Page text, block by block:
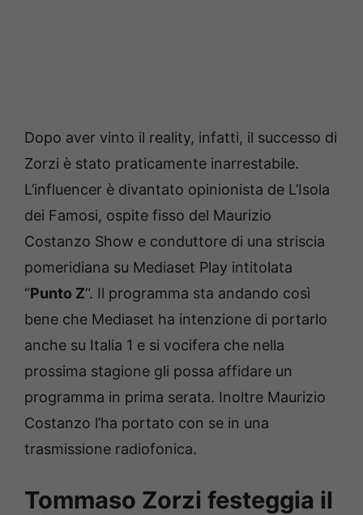
Dopo aver vinto il reality, infatti, il successo di
Zorzi è stato praticamente inarrestabile.
L’influencer è divantato opinionista de L’Isola
dei Famosi, ospite fisso del Maurizio
Costanzo Show e conduttore di una striscia
pomeridiana su Mediaset Play intitolata
“Punto Z“. Il programma sta andando così
bene che Mediaset ha intenzione di portarlo
anche su Italia 1 e si vocifera che nella
prossima stagione gli possa affidare un
programma in prima serata. Inoltre Maurizio
Costanzo l’ha portato con se in una
trasmissione radiofonica.
Tommaso Zorzi festeggia il